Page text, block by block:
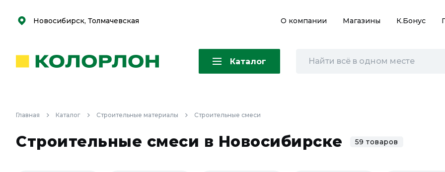
Скоро
Скоро
Новосибирск, Толмачевская О компании Магазины К.Бонус
Каталог
Главная Каталог Строительные материалы Строительные смеси
Строительные смеси в Новосибирске 59 товаров